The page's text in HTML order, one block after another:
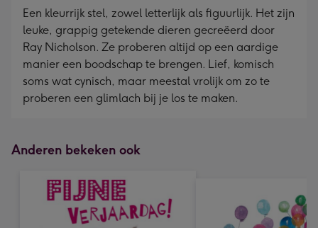
Een kleurrijk stel, zowel letterlijk als figuurlijk. Het zijn
leuke, grappig getekende dieren gecreëerd door
Ray Nicholson. Ze proberen altijd op een aardige
manier een boodschap te brengen. Lief, komisch
soms wat cynisch, maar meestal vrolijk om zo te
proberen een glimlach bij je los te maken.
Anderen bekeken ook